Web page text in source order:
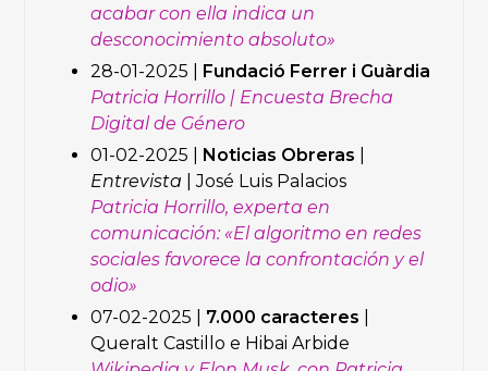
acabar con ella indica un
desconocimiento absoluto»
28-01-2025 | Fundació Ferrer i Guàrdia
Patricia Horrillo | Encuesta Brecha
Digital de Género
01-02-2025 | Noticias Obreras
Entrevista | José Luis Palacios
Patricia Horrillo, experta en
comunicación: «El algoritmo en redes
sociales favorece la confrontación y el
odio»
07-02-2025 | 7.000 caracteres
Queralt Castillo e Hibai Arbide